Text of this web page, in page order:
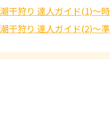
干狩り 達人ガイド(1)～
干狩り 達人ガイド(2)～